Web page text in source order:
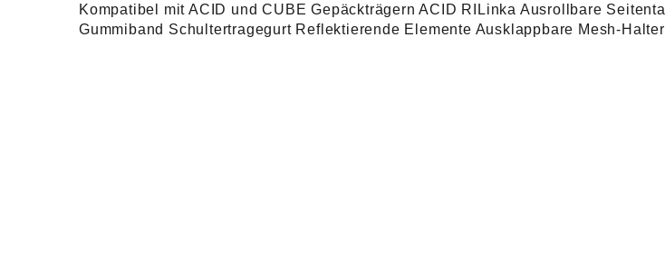
Kompatibel mit ACID und CUBE Gepäckträgern ACID RILinka Ausrollbare
Gummiband Schultertragegurt Reflektierende Elemente Ausklappbare Mesh-